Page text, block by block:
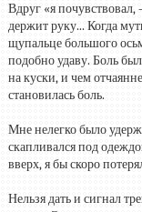
Вдруг «я
держит руку... Когда
щупальце большого
подобно удаву. Боль
на куски, и чем
становилась боль.
Мне нелегко было
скапливался под
вверх, я бы скоро
Нельзя дать и сигнал